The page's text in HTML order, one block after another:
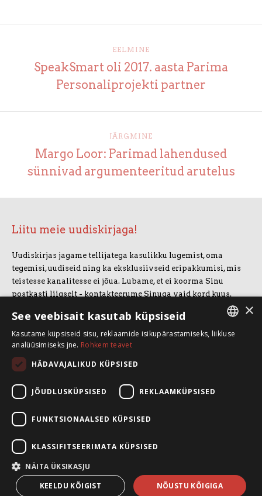
EELMINE
SpeakSmart oli 2017. aasta Parima
Personaliprojekti partner
JÄRGMINE
Margo Loor: Parimad lahendused
sünnivad argumenteeritud arutelus
Liitu meie uudiskirjaga!
Uudiskirjas jagame tellijatega kasulikku lugemist, oma
tegemisi, uudiseid ning ka eksklusiivseid eripakkumisi, mis
teistesse kanalitesse ei jõua. Lubame, et ei koorma Sinu
postkasti liigselt - kontakteerume Sinuga vaid kord kuus.
LIITUN UUDISKIRJAGA
Koolitusruum ja kontor: Telliskivi 60/A3, 10412 Tallinn
+372 5388 4854
info@speaksmart.ee
Leia meid sotsiaalmeediast:
Facebook
LinkedIn
Instagram
×
See veebisait kasutab küpsiseid
Kasutame küpsiseid sisu, reklaamide isikupärastamiseks, liikluse
analüüsimiseks jne. Rohkem teavet
HÄDAVAJALIKUD KÜPSISED
JÕUDLUSKÜPSISED REKLAAMKÜPSISED
FUNKTSIONAALSED KÜPSISED
KLASSIFITSEERIMATA KÜPSISED
NÄITA ÜKSIKASJU
NÕUSTU KÕIGIGA
KEELDU KÕIGIST